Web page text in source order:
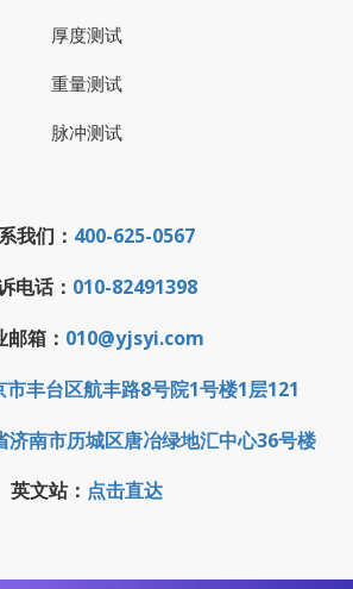
厚度测试
重量测试
脉冲测试
我们： 400-625-0567
电话： 010-82491398
邮箱： 010@yjsyi.com
市丰台区航丰路8号院1号楼1层121
济南市历城区唐冶绿地汇中心36号楼
英文站： 点击直达